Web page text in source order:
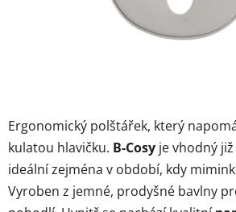
Ergonomický polštářek, který
kulatou hlavičku. B-Cosy je vhodný
ideální zejména v období, kdy
Vyroben z jemné, prodyšné bavlny